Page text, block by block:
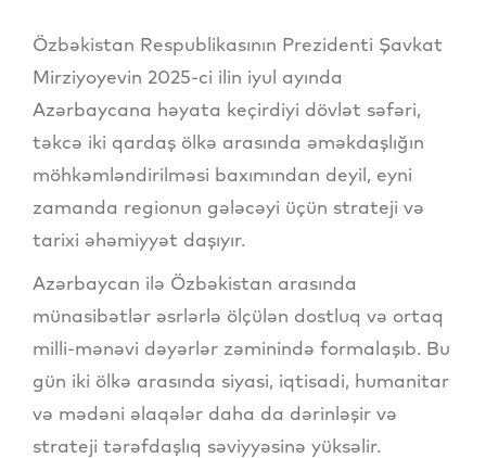
Özbəkistan Respublikasının Prezidenti Şavkat
Mirziyoyevin 2025-ci ilin iyul ayında
Azərbaycana həyata keçirdiyi dövlət səfəri,
təkcə iki qardaş ölkə arasında əməkdaşlığın
möhkəmləndirilməsi baxımından deyil, eyni
zamanda regionun gələcəyi üçün strateji və
tarixi əhəmiyyət daşıyır.
Azərbaycan ilə Özbəkistan arasında
münasibətlər əsrlərlə ölçülən dostluq və ortaq
milli-mənəvi dəyərlər zəminində formalaşıb. Bu
gün iki ölkə arasında siyasi, iqtisadi, humanitar
və mədəni əlaqələr daha da dərinləşir və
strateji tərəfdaşlıq səviyyəsinə yüksəlir.